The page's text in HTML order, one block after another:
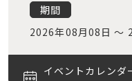
期間
2026年08月08日～
イベントカレンダ